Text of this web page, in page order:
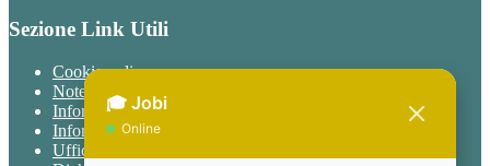
Sezione Link Utili
Cookie policy
Note legali
Informativa Privacy
Informativa Privacy chatbot Jobi
Ufficio Relazioni con il Pubblico